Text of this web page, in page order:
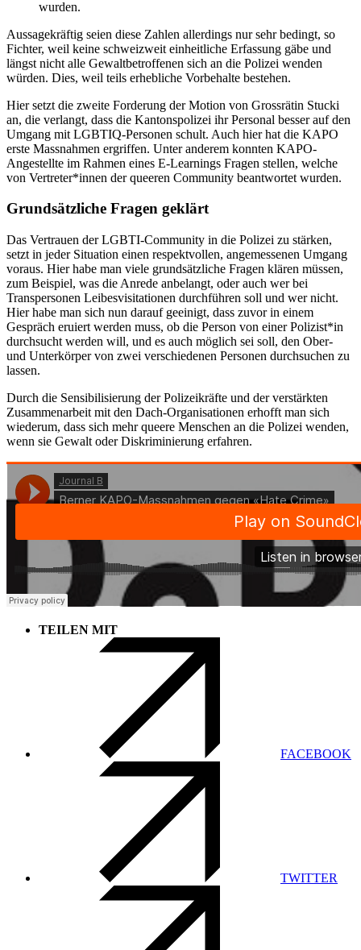
wurden.
Aussagekräftig seien diese Zahlen allerdings nur sehr bedingt, so
Fichter, weil keine schweizweit einheitliche Erfassung gäbe und
längst nicht alle Gewaltbetroffenen sich an die Polizei wenden
würden. Dies, weil teils erhebliche Vorbehalte bestehen.
Hier setzt die zweite Forderung der Motion von Grossrätin Stucki
an, die verlangt, dass die Kantonspolizei ihr Personal besser auf den
Umgang mit LGBTIQ-Personen schult. Auch hier hat die KAPO
erste Massnahmen ergriffen. Unter anderem konnten KAPO-
Angestellte im Rahmen eines E-Learnings Fragen stellen, welche
von Vertreter*innen der queeren Community beantwortet wurden.
Grundsätzliche Fragen geklärt
Das Vertrauen der LGBTI-Community in die Polizei zu stärken,
setzt in jeder Situation einen respektvollen, angemessenen Umgang
voraus. Hier habe man viele grundsätzliche Fragen klären müssen,
zum Beispiel, was die Anrede anbelangt, oder auch wer bei
Transpersonen Leibesvisitationen durchführen soll und wer nicht.
Hier habe man sich nun darauf geeinigt, dass zuvor in einem
Gespräch eruiert werden muss, ob die Person von einer Polizist*in
durchsucht werden will, und es auch möglich sei soll, den Ober-
und Unterkörper von zwei verschiedenen Personen durchsuchen zu
lassen.
Durch die Sensibilisierung der Polizeikräfte und der verstärkten
Zusammenarbeit mit den Dach-Organisationen erhofft man sich
wiederum, dass sich mehr queere Menschen an die Polizei wenden,
wenn sie Gewalt oder Diskriminierung erfahren.
TEILEN MIT
FACEBOOK
TWITTER